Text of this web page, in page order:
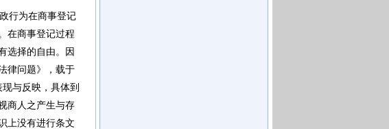
行为在商事登记
在商事登记过程
选择的自由。因
律问题》，载于
与反映，具体到
商人之产生与存
上没有进行条文